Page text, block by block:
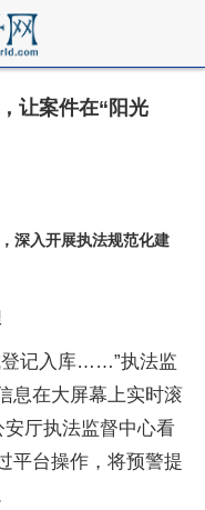
让案件在“阳光
深入开展执法规范化建
记入库……”执法监
息在大屏幕上实时滚
厅执法监督中心看
平台操作，将预警提